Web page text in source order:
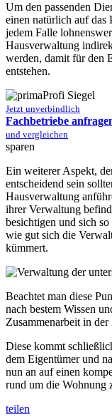
Um den passenden
einen natürlich auf das
jedem Falle
Hausverwaltung
werden, damit für den
entstehen.
Jetzt unverbindlich
Fachbetriebe
und vergleichen
sparen
Ein weiterer Aspekt,
entscheidend sein
Hausverwaltung
ihrer Verwaltung
besichtigen und sich
wie gut sich die
kümmert.
Beachtet man diese
nach bestem Wissen
Zusammenarbeit in
Diese kommt
dem Eigentümer und
nun an auf einen
rund um die Wohnung
teilen